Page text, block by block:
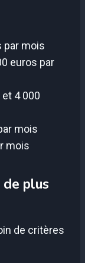
par mois
euros par
4 000
mois
mois
plus
de critères